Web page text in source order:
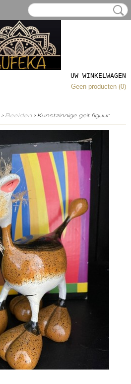
UW WINKELWAGEN
Geen producten (0)
> Beelden > Kunstzinnige geit figuur